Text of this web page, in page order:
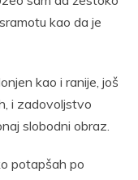
kao da je
kao i ranije, još
i zadovoljstvo
slobodni obraz.
potapšah po